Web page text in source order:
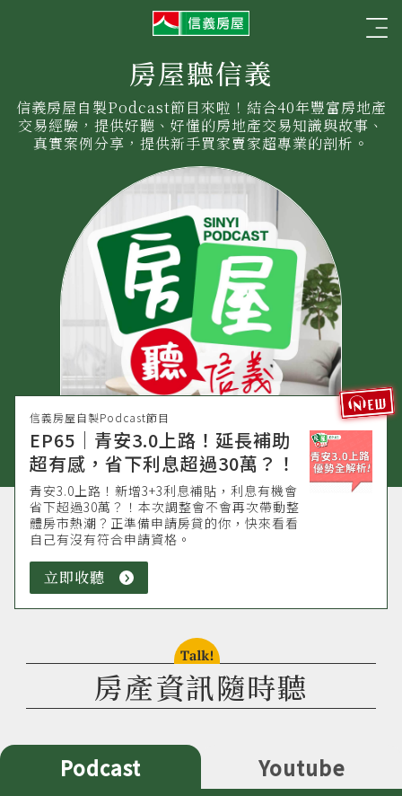
屋
房屋聽信義
信義房屋自製Podcast節目來啦！結合40年豐富房地產
交易經驗，提供好聽、好懂的房地產交易知識與故事、
真實案例分享，提供新手買家賣家超專業的剖析。
信義房屋自製Podcast節目
EP65｜青安3.0上路！延長補助
超有感，省下利息超過30萬？！
青安3.0上路！新增3+3利息補貼，利息有機會
省下超過30萬？！本次調整會不會再次帶動整
體房市熱潮？正準備申請房貸的你，快來看看
自己有沒有符合申請資格。
立即收聽
即
收
talk!
房產資訊隨時聽
Podcast Youtube